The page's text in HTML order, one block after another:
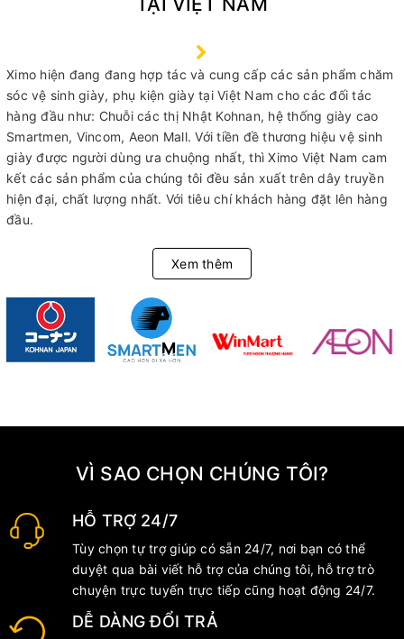
Ximo hiện đang đang hợp tác và cung cấp các sản phẩm chăm
sóc vệ sinh giày, phụ kiện giày tại Việt Nam cho các đối tác
hàng đầu như: Chuỗi các thị Nhật Kohnan, hệ thống giày cao
Smartmen, Vincom, Aeon Mall. Với tiền đề thương hiệu vệ sinh
giày được người dùng ưa chuộng nhất, thì Ximo Việt Nam cam
kết các sản phẩm của chúng tôi đều sản xuất trên dây truyền
hiện đại, chất lượng nhất. Với tiêu chí khách hàng đặt lên hàng
đầu.
Xem thêm
VÌ SAO CHỌN CHÚNG TÔI?
HỖ TRỢ 24/7
Tùy chọn tự trợ giúp có sẵn 24/7, nơi bạn có thể
duyệt qua bài viết hỗ trợ của chúng tôi, hỗ trợ trò
chuyện trực tuyến trực tiếp cũng hoạt động 24/7.
DỄ DÀNG ĐỔI TRẢ